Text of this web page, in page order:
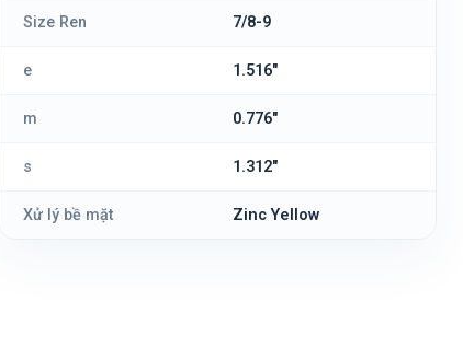
Size Ren 7/8-9
e 1.516"
m 0.776"
s 1.312"
Xử lý bề mặt Zinc Yellow